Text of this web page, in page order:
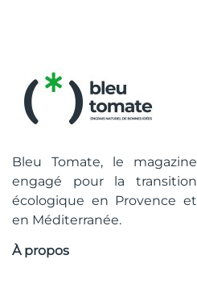
Bleu Tomate, le magazine
engagé pour la transition
écologique en Provence et
en Méditerranée.
À propos